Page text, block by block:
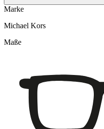
Marke
Michael Kors
Maße